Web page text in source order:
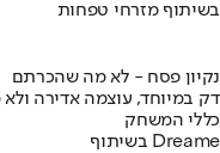
בשיתוף מזרחי טפחות
נקיון פסח - לא מה שהכרתם
דק במיוחד, עוצמה אדירה
כללי המשחק
בשיתוף Dreame